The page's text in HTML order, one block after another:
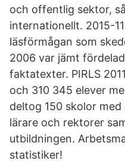
och offentlig sektor,
internationellt. 2015-
läsförmågan som
2006 var jämt
faktatexter. PIRLS
och 310 345 elever
deltog 150 skolor
lärare och rektorer
utbildningen.
statistiker!